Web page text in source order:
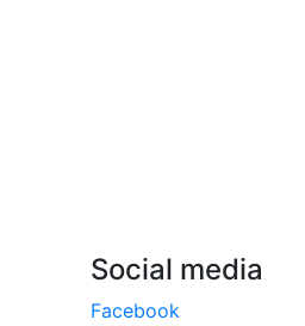
Social media
Facebook